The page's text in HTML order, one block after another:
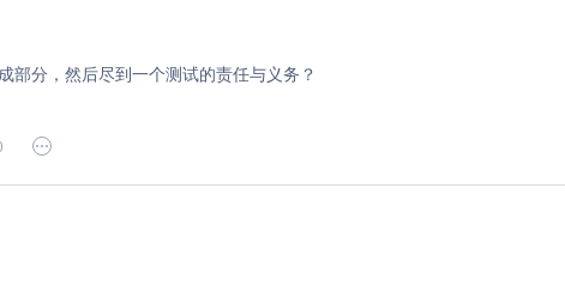
(6)
(6)
部分，然后尽到一个测试的责任与义务？